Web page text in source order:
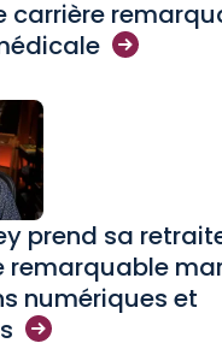
carrière
prend sa
remarquable
numériques et